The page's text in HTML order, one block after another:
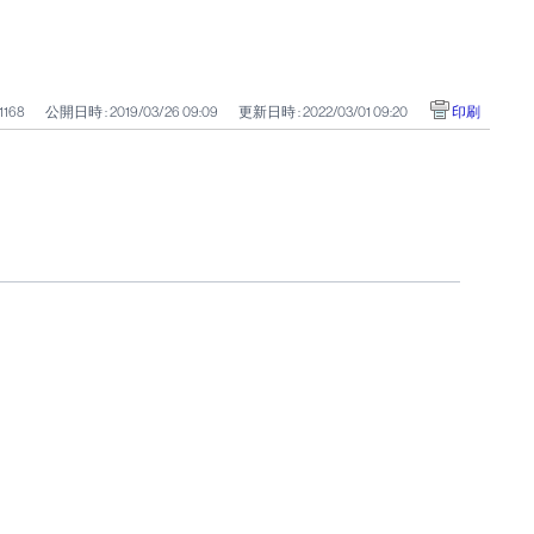
公開日時 : 2019/03/26 09:09 更新日時 : 2022/03/01 09:20 印刷